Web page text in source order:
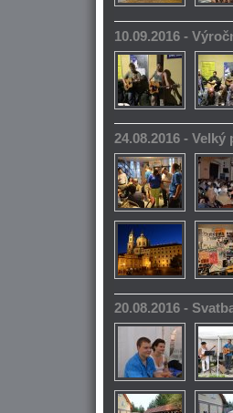
10.09.2016 -
24.08.2016 -
20.08.2016 -